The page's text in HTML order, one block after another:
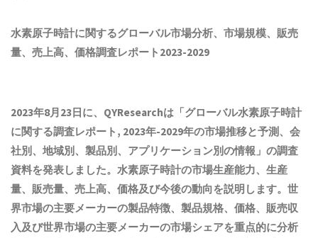
水素原子時計に関するグローバル市場分析、市場規模、販売
量、売上高、価格調査レポート2023-2029
2023年8月23日に、QYResearchは「グローバル水素原子時計
に関する調査レポート, 2023年-2029年の市場推移と予測、会
社別、地域別、製品別、アプリケーション別の情報 」の調査
資料を発表しました。水素原子時計の市場生産能力、生産
量、販売量、売上高、価格及び今後の動向を説明します。世
界市場の主要メーカーの製品特徴、製品規格、価格、販売収
入及び世界市場の主要メーカーの市場シェアを重点的に分析